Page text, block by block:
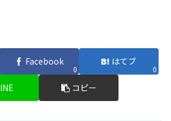
Facebook
0
はてブ
0
コピー